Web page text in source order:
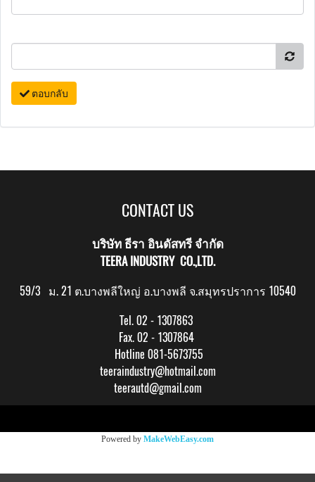
ตอบกลับ
CONTACT US
บริษัท ธีรา อินดัสทรี จำกัด
TEERA INDUSTRY CO.,LTD.
59/3 ม. 21 ต.บางพลีใหญ่ อ.บางพลี จ.สมุทรปราการ 10540
Tel. 02 - 1307863
Fax. 02 - 1307864
Hotline 081-5673755
teeraindustry@hotmail.com
teerautd@gmail.com
Powered by MakeWebEasy.com